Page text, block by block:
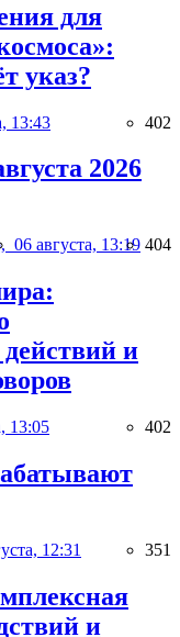
для
указ?
13:43 402
2026
06 августа, 13:19 404
и
13:05 402
12:31 351
и